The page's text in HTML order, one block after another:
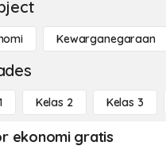
Kewarganegaraan
Kelas 2 Kelas 3
ekonomi gratis